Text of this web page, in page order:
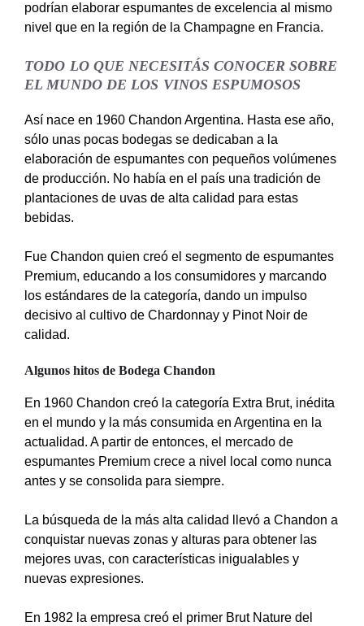
podrían elaborar espumantes de excelencia al mismo
nivel que en la región de la Champagne en Francia.
TODO LO QUE NECESITÁS CONOCER SOBRE
EL MUNDO DE LOS VINOS ESPUMOSOS
Así nace en 1960 Chandon Argentina. Hasta ese año,
sólo unas pocas bodegas se dedicaban a la
elaboración de espumantes con pequeños volúmenes
de producción. No había en el país una tradición de
plantaciones de uvas de alta calidad para estas
bebidas.
Fue Chandon quien creó el segmento de espumantes
Premium, educando a los consumidores y marcando
los estándares de la categoría, dando un impulso
decisivo al cultivo de Chardonnay y Pinot Noir de
calidad.
Algunos hitos de Bodega Chandon
En 1960 Chandon creó la categoría Extra Brut, inédita
en el mundo y la más consumida en Argentina en la
actualidad. A partir de entonces, el mercado de
espumantes Premium crece a nivel local como nunca
antes y se consolida para siempre.
La búsqueda de la más alta calidad llevó a Chandon a
conquistar nuevas zonas y alturas para obtener las
mejores uvas, con características inigualables y
nuevas expresiones.
En 1982 la empresa creó el primer Brut Nature del